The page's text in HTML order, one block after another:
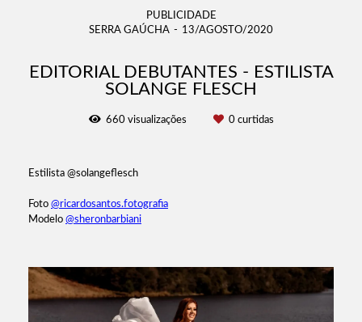
PUBLICIDADE
SERRA GAÚCHA
13/AGOSTO/2020
EDITORIAL DEBUTANTES - ESTILISTA
SOLANGE FLESCH
660visualizações 0curtidas
Estilista @solangeflesch
Foto @ricardosantos.fotografia
Modelo @sheronbarbiani